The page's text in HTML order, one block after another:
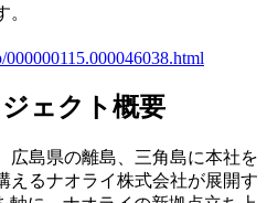
ェクト概要
広島県の離島、三角島に本社を
えるナオライ株式会社が展開す